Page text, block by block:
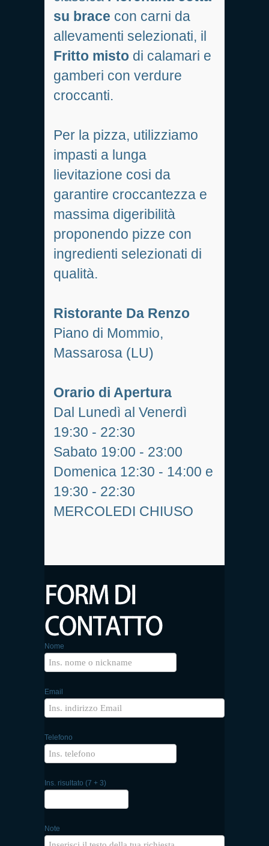
su brace con carni da
allevamenti selezionati, il
Fritto misto di calamari e
gamberi con verdure
croccanti.
Per la pizza, utilizziamo
impasti a lunga
lievitazione cosi da
garantire croccantezza e
massima digeribilità
proponendo pizze con
ingredienti selezionati di
qualità.
Ristorante Da Renzo
Piano di Mommio,
Massarosa (LU)
Orario di Apertura
Dal Lunedì al Venerdì
19:30 - 22:30
Sabato 19:00 - 23:00
Domenica 12:30 - 14:00 e
19:30 - 22:30
MERCOLEDI CHIUSO
Nome
Email
Telefono
Ins. risultato (7 + 3)
Note